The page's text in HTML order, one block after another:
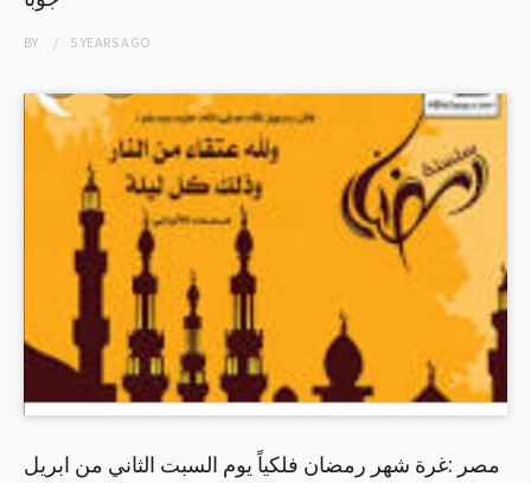
BY 5 YEARSAGO
مصر :غرة شهر رمضان فلكياً يوم السبت الثاني من ابريل